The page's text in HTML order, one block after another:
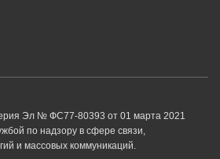
Эл № ФС77-80393 от 01 марта 2021
по надзору в сфере связи,
и массовых коммуникаций.